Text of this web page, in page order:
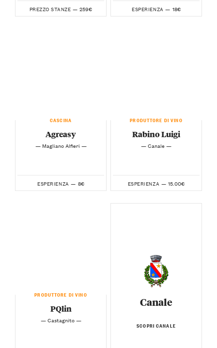
PREZZO STANZE — 259€ ESPERIENZA — 18€
CASCINA
Agreasy
— Magliano Alfieri —
ESPERIENZA — 8€
PRODUTTORE DI VINO
Rabino Luigi
— Canale —
ESPERIENZA — 15.00€
PRODUTTORE DI VINO
PQlin
— Castagnito —
Canale
SCOPRI CANALE